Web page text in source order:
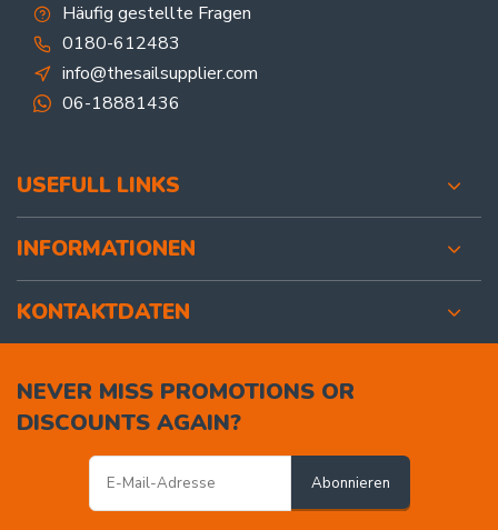
Häufig gestellte Fragen
0180-612483
info@thesailsupplier.com
06-18881436
USEFULL LINKS
INFORMATIONEN
KONTAKTDATEN
NEVER MISS PROMOTIONS OR
DISCOUNTS AGAIN?
Abonnieren